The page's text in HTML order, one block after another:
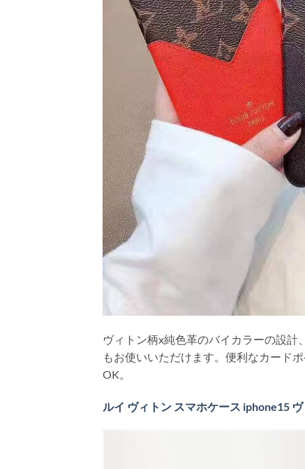
ヴィトン柄x純色革のバイカラーの設
もお使いいただけます。便利なカード
OK。
ルイ ヴィトン スマホケース iphone15